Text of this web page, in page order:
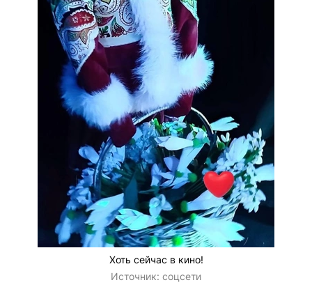
Хоть сейчас в кино!
Источник: соцсети